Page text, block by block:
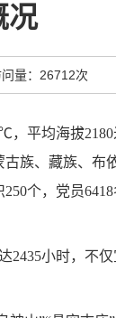
况
量： 26712次
，平均海拔2180
族、藏族、
250个，党员6418
2435小时，不